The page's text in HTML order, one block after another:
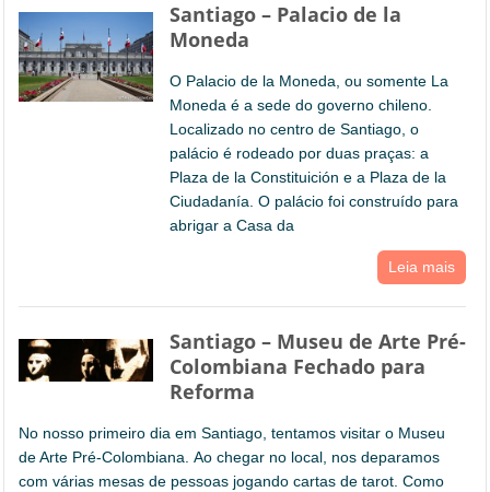
Santiago – Palacio de la
Moneda
O Palacio de la Moneda, ou somente La
Moneda é a sede do governo chileno.
Localizado no centro de Santiago, o
palácio é rodeado por duas praças: a
Plaza de la Constituición e a Plaza de la
Ciudadanía. O palácio foi construído para
abrigar a Casa da
Leia mais
Santiago – Museu de Arte Pré-
Colombiana Fechado para
Reforma
No nosso primeiro dia em Santiago, tentamos visitar o Museu
de Arte Pré-Colombiana. Ao chegar no local, nos deparamos
com várias mesas de pessoas jogando cartas de tarot. Como